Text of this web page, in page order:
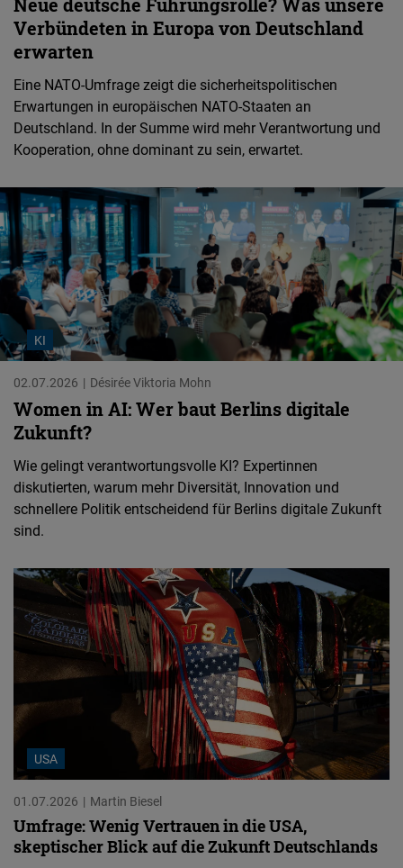
Neue deutsche Führungsrolle? Was unsere
Verbündeten in Europa von Deutschland
erwarten
Eine NATO-Umfrage zeigt die sicherheitspolitischen
Erwartungen in europäischen NATO-Staaten an
Deutschland. In der Summe wird mehr Verantwortung und
Kooperation, ohne dominant zu sein, erwartet.
KI
02.07.2026 Désirée Viktoria Mohn
Women in AI: Wer baut Berlins digitale
Zukunft?
Wie gelingt verantwortungsvolle KI? Expertinnen
diskutierten, warum mehr Diversität, Innovation und
schnellere Politik entscheidend für Berlins digitale Zukunft
sind.
USA
01.07.2026 Martin Biesel
Umfrage: Wenig Vertrauen in die USA,
skeptischer Blick auf die Zukunft Deutschlands